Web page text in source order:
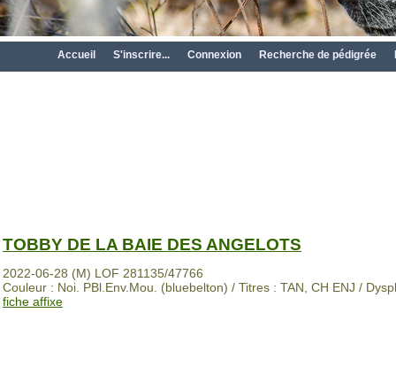
Accueil S'inscrire... Connexion Recherche de pédigrée
TOBBY DE LA BAIE DES ANGELOTS
2022-06-28 (M) LOF 281135/47766
Couleur : Noi. PBl.Env.Mou. (bluebelton) / Titres : TAN, CH ENJ /
fiche affixe